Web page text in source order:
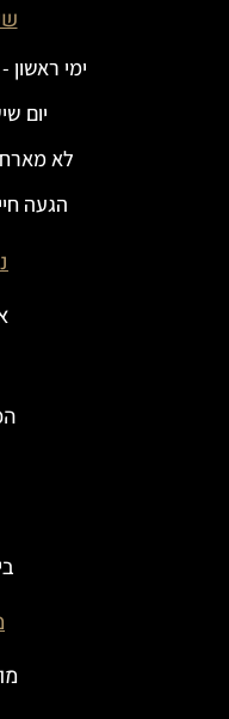
ימי ראשון -
יום שישי 9:00
לא
הגעה